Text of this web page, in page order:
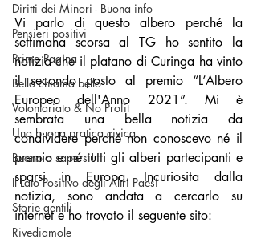
Diritti dei Minori - Buona info
Pensieri positivi
Prima Pagina
Bello chiama bello
Volontariato & No Profit
Una buona pratica civica
Buono a sapersi!
Il Lato Positivo degli Altri Paesi
Storie gentili
Rivediamole
Vi parlo di questo albero perché la
settimana scorsa al TG ho sentito la
notizia che il platano di Curinga ha vinto
il secondo posto al premio “L’Albero
Europeo dell'Anno 2021”. Mi è
sembrata una bella notizia da
condividere perché non conoscevo né il
premio e né tutti gli alberi partecipanti e
sparsi in Europa. Incuriosita dalla
notizia, sono andata a cercarlo su
internet e ho trovato il seguente sito: